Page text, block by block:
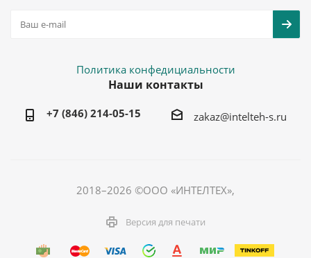
Политика конфедициальности
Наши контакты
+7 (846) 214-05-15 zakaz@intelteh-s.ru
2018–2026 ©ООО «ИНТЕЛТЕХ»,
Версия для печати